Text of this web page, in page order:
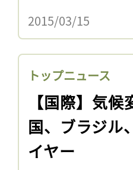
2015/03/15
トップニュース
【国際】気
国、ブラジル
イヤー